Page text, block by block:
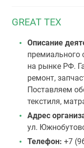
GREAT TEX
Описание
премиального
на рынке РФ.
ремонт,
Поставляем
текстиля,
Адрес
ул.
Телефон: +7